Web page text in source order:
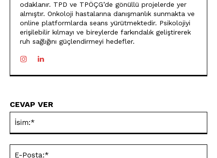
odaklanır. TPD ve TPÖÇG’de gönüllü projelerde yer
almıştır. Onkoloji hastalarına danışmanlık sunmakta ve
online platformlarda seans yürütmektedir. Psikolojiyi
erişilebilir kılmayı ve bireylerde farkındalık geliştirerek
ruh sağlığını güçlendirmeyi hedefler.
CEVAP VER